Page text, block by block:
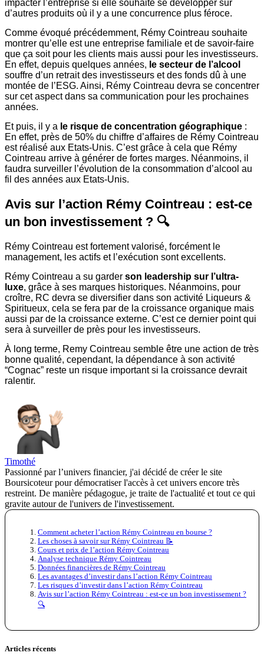
impacter l’entreprise si elle souhaite se développer sur
d’autres produits où il y a une concurrence plus féroce.
Comme évoqué précédemment, Rémy Cointreau souhaite
montrer qu’elle est une entreprise familiale et de savoir-faire
que ça soit pour les clients mais aussi pour les investisseurs.
En effet, depuis quelques années, le secteur de l’alcool
souffre d’un retrait des investisseurs et des fonds dû à une
montée de l’ESG. Ainsi, Rémy Cointreau devra se concentrer
sur cet aspect dans sa communication pour les prochaines
années.
Et puis, il y a le risque de concentration géographique :
En effet, près de 50% du chiffre d’affaires de Rémy Cointreau
est réalisé aux Etats-Unis. C’est grâce à cela que Rémy
Cointreau arrive à générer de fortes marges. Néanmoins, il
faudra surveiller l’évolution de la consommation d’alcool au
fil des années aux Etats-Unis.
Avis sur l’action Rémy Cointreau : est-ce
un bon investissement ? 🔍
Rémy Cointreau est fortement valorisé, forcément le
management, les actifs et l’exécution sont excellents.
Rémy Cointreau a su garder son leadership sur l’ultra-
luxe, grâce à ses marques historiques. Néanmoins, pour
croître, RC devra se diversifier dans son activité Liqueurs &
Spiritueux, cela se fera par de la croissance organique mais
aussi par de la croissance externe. C’est ce dernier point qui
sera à surveiller de près pour les investisseurs.
À long terme, Remy Cointreau semble être une action de très
bonne qualité, cependant, la dépendance à son activité
“Cognac” reste un risque important si la croissance devrait
ralentir.
Timothé
Passionné par l’univers financier, j'ai décidé de créer le site
Boursicoteur pour démocratiser l'accès à cet univers encore très
restreint. De manière pédagogue, je traite de l'actualité et tout ce qui
gravite autour de l'univers de l'investissement.
Comment acheter l’action Rémy Cointreau en bourse ?
Les choses à savoir sur Rémy Cointreau 📝
Cours et prix de l’action Rémy Cointreau
Analyse technique Rémy Cointreau
Données financières de Rémy Cointreau
Les avantages d’investir dans l’action Rémy Cointreau
Les risques d’investir dans l’action Rémy Cointreau
Avis sur l’action Rémy Cointreau : est-ce un bon investissement ?
🔍
Articles récents